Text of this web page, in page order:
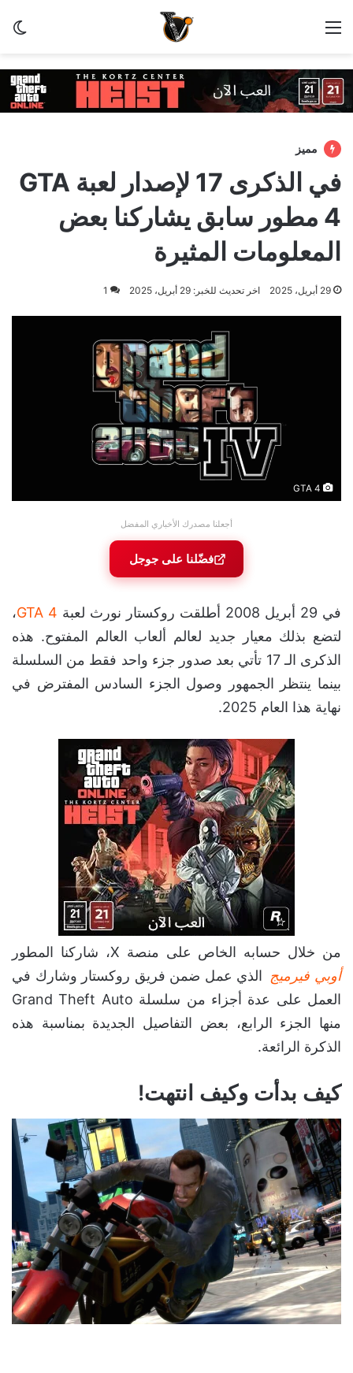
القائمة
مميز
في الذكرى 17 لإصدار لعبة GTA
4 مطور سابق يشاركنا بعض
المعلومات المثيرة
29 أبريل، 2025 اخر تحديث للخبر: 29 أبريل، 2025 1
أجعلنا مصدرك الأخباري المفضل
فضّلنا على جوجل
في 29 أبريل 2008 أطلقت روكستار نورث لعبة GTA 4،
لتضع بذلك معيار جديد لعالم ألعاب العالم المفتوح. هذه
الذكرى الـ 17 تأتي بعد صدور جزء واحد فقط من السلسلة
بينما ينتظر الجمهور وصول الجزء السادس المفترض في
نهاية هذا العام 2025.
من خلال حسابه الخاص على منصة X، شاركنا المطور
أوبي فيرميج
الذي عمل ضمن فريق روكستار وشارك في
العمل على عدة أجزاء من سلسلة Grand Theft Auto
منها الجزء الرابع، بعض التفاصيل الجديدة بمناسبة هذه
الذكرة الرائعة.
كيف بدأت وكيف انتهت!